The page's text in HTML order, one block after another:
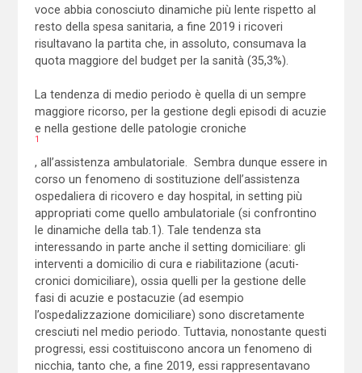
voce abbia conosciuto dinamiche più lente rispetto al
resto della spesa sanitaria, a fine 2019 i ricoveri
risultavano la partita che, in assoluto, consumava la
quota maggiore del budget per la sanità (35,3%).
La tendenza di medio periodo è quella di un sempre
maggiore ricorso, per la gestione degli episodi di acuzie
e nella gestione delle patologie croniche
1
, all’assistenza ambulatoriale. Sembra dunque essere in
corso un fenomeno di sostituzione dell’assistenza
ospedaliera di ricovero e day hospital, in setting più
appropriati come quello ambulatoriale (si confrontino
le dinamiche della tab.1). Tale tendenza sta
interessando in parte anche il setting domiciliare: gli
interventi a domicilio di cura e riabilitazione (acuti-
cronici domiciliare), ossia quelli per la gestione delle
fasi di acuzie e postacuzie (ad esempio
l’ospedalizzazione domiciliare) sono discretamente
cresciuti nel medio periodo. Tuttavia, nonostante questi
progressi, essi costituiscono ancora un fenomeno di
nicchia, tanto che, a fine 2019, essi rappresentavano